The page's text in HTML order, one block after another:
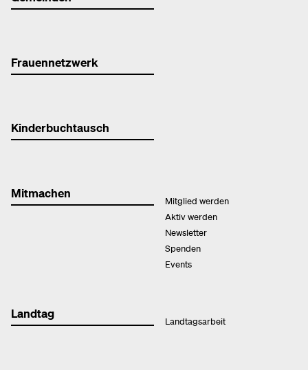
Frauennetzwerk
Kinderbuchtausch
Mitmachen
Mitglied werden
Aktiv werden
Newsletter
Spenden
Events
Landtag
Landtagsarbeit